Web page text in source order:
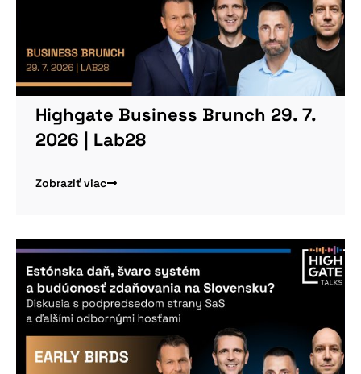
Highgate Business Brunch 29. 7.
2026 | Lab28
Zobraziť viac
Nepremeškajte
našu pripravovanú
konferenciu
Viac informácií